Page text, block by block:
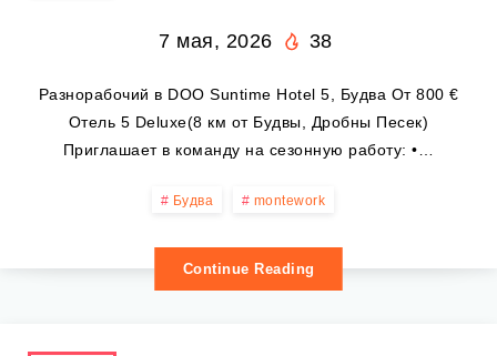
7 мая, 2026 38
Разнорабочий в DOO Suntime Hotel 5, Будва От 800 €
Отель 5 Deluxe(8 км от Будвы, Дробны Песек)
Приглашает в команду на сезонную работу: •…
Будва montework
Continue Reading